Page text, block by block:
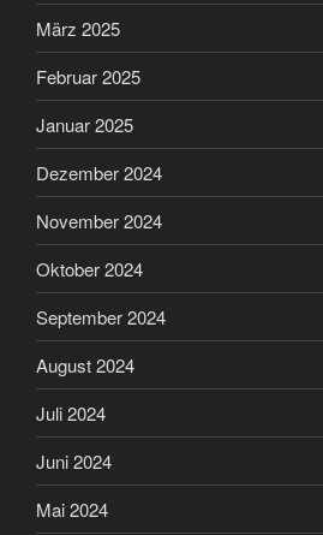
März 2025
Februar 2025
Januar 2025
Dezember 2024
November 2024
Oktober 2024
September 2024
August 2024
Juli 2024
Juni 2024
Mai 2024